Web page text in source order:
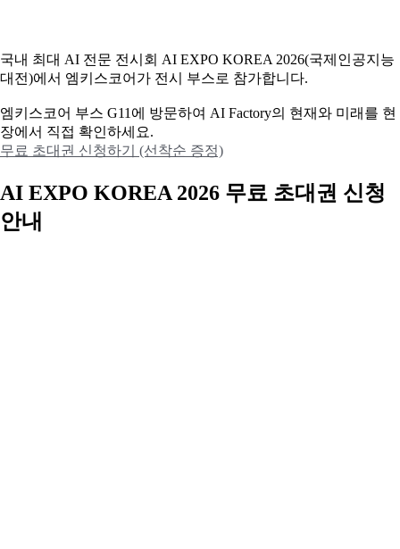
국내 최대 AI 전문 전시회 AI EXPO KOREA 2026(국제인공지능
대전)에서 엠키스코어가 전시 부스로 참가합니다.
엠키스코어 부스 G11에 방문하여 AI Factory의 현재와 미래를 현
장에서 직접 확인하세요.
무료 초대권 신청하기 (선착순 증정)
AI EXPO KOREA 2026 무료 초대권 신청
안내